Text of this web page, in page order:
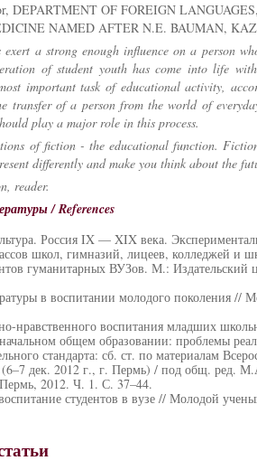
DEPARTMENT OF FOREIGN
NAMED AFTER N.E. BAUMAN,
a strong enough influence on a person
of student youth has come into life
important task of educational activity,
transfer of a person from the world of
play a major role in this process.
of fiction - the educational function.
differently and make you think about the
reader.
/ References
Россия IX — XIX века.
школ, гимназий, лицеев, колледжей и
гуманитарных ВУЗов. М.: Издательский
в воспитании молодого поколения //
нравственного воспитания младших
общем образовании: проблемы
стандарта: сб. ст. по материалам
дек. 2012 г., г. Пермь) / под общ. ред.
2012. Ч. 1. С. 37–44.
студентов в вузе // Молодой